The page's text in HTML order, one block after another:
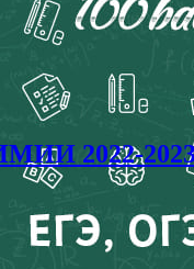
2022-